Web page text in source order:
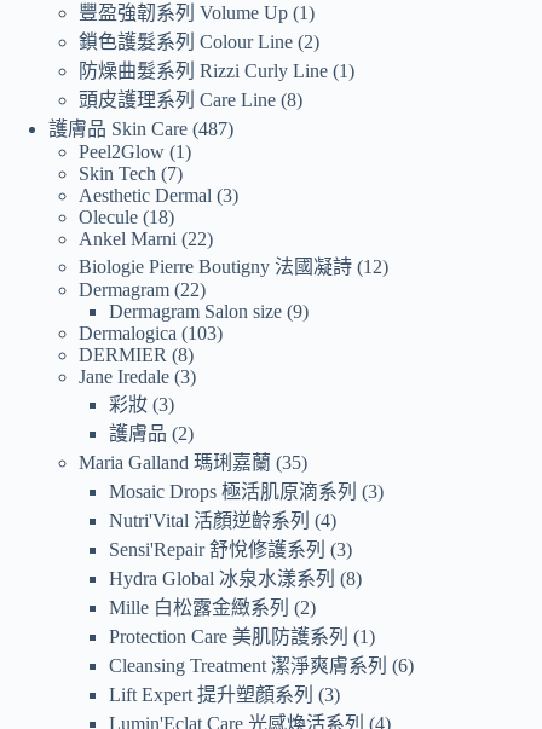
豐盈強韌系列 Volume Up 1
鎖色護髮系列 Colour Line 2
防燥曲髮系列 Rizzi Curly Line 1
頭皮護理系列 Care Line 8
護膚品 Skin Care 487
Peel2Glow 1
Skin Tech
7
Aesthetic Dermal 3
Olecule 18
Ankel Marni
22
Biologie Pierre Boutigny 法國凝詩 12
Dermagram 22
Dermagram Salon size 9
Dermalogica
103
DERMIER
8
Jane Iredale 3
彩妝 3
護膚品
2
Maria Galland 瑪琍嘉蘭 35
Mosaic Drops 極活肌原滴系列
3
Nutri'Vital 活顏逆齡系列
4
Sensi'Repair 舒悅修護系列
3
Hydra Global 冰泉水漾系列
8
Mille 白松露金緻系列
2
Protection Care 美肌防護系列
1
Cleansing Treatment 潔淨爽膚系列
6
Lift Expert 提升塑顏系列
3
Lumin'Eclat Care 光感煥活系列
4